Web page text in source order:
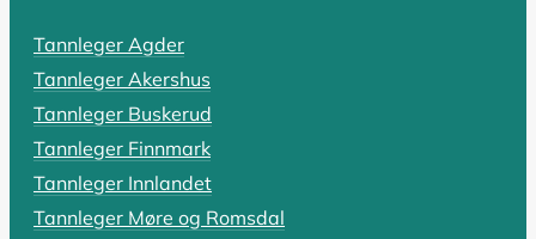
Tannlegevakt: Hva koster
En pulserende tannpine som holder deg våken, en
LES HELE ARTIKKELEN
Tannleger Agder
Tannleger Akershus
Tannleger Buskerud
Tannleger Finnmark
Tannleger Innlandet
Tannleger Møre og Romsdal